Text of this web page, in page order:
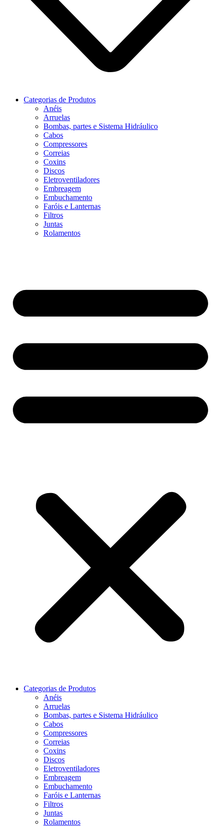
Categorias de Produtos
Anéis
Arruelas
Bombas, partes e Sistema Hidráulico
Cabos
Compressores
Correias
Coxins
Discos
Eletroventiladores
Embreagem
Embuchamento
Faróis e Lanternas
Filtros
Juntas
Rolamentos
Categorias de Produtos
Anéis
Arruelas
Bombas, partes e Sistema Hidráulico
Cabos
Compressores
Correias
Coxins
Discos
Eletroventiladores
Embreagem
Embuchamento
Faróis e Lanternas
Filtros
Juntas
Rolamentos